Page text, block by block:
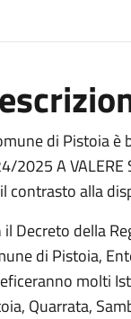
di Pistoia è
2025 A
contrasto alla
il Decreto della
di Pistoia,
molti
Quarrata,